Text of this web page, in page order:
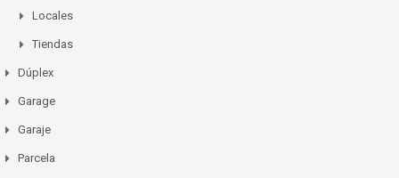
Locales
Tiendas
Dúplex
Garage
Garaje
Parcela